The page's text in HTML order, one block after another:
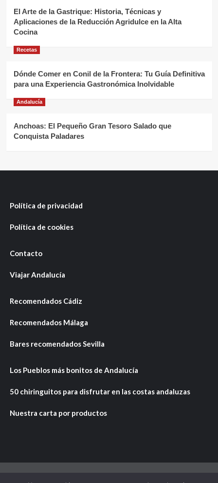
El Arte de la Gastrique: Historia, Técnicas y
Aplicaciones de la Reducción Agridulce en la Alta
Cocina
Recetas
Dónde Comer en Conil de la Frontera: Tu Guía Definitiva
para una Experiencia Gastronómica Inolvidable
Andalucía
Anchoas: El Pequeño Gran Tesoro Salado que
Conquista Paladares
Política de privacidad
Política de cookies
Contacto
Viajar Andalucía
Recomendados Cádiz
Recomendados Málaga
Bares recomendados Sevilla
Los Pueblos más bonitos de Andalucía
50 chiringuitos para disfrutar en las costas andaluzas
Nuestra carta por productos